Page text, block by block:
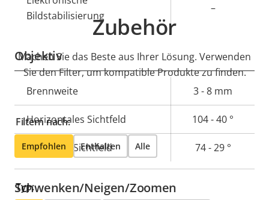
Bildstabilisierung
–
Objektiv
Eigentumsbeschreibung Eigentumswert
Brennweite 3 - 8 mm
Horizontales Sichtfeld 104 - 40 °
Vertikales Sichtfeld 74 - 29 °
Schwenken/Neigen/Zoomen
Zubehör
Machen Sie das Beste aus Ihrer Lösung. Verwenden
Sie den Filter, um kompatible Produkte zu finden.
Filtern nach:
Empfohlen Enthalten Alle
Typ: